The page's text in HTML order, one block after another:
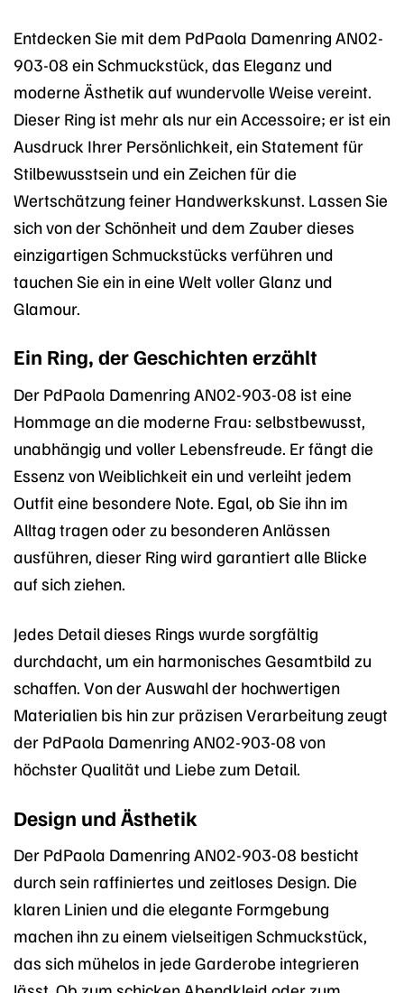
Entdecken Sie mit dem PdPaola Damenring AN02-
903-08 ein Schmuckstück, das Eleganz und
moderne Ästhetik auf wundervolle Weise vereint.
Dieser Ring ist mehr als nur ein Accessoire; er ist ein
Ausdruck Ihrer Persönlichkeit, ein Statement für
Stilbewusstsein und ein Zeichen für die
Wertschätzung feiner Handwerkskunst. Lassen Sie
sich von der Schönheit und dem Zauber dieses
einzigartigen Schmuckstücks verführen und
tauchen Sie ein in eine Welt voller Glanz und
Glamour.
Ein Ring, der Geschichten erzählt
Der PdPaola Damenring AN02-903-08 ist eine
Hommage an die moderne Frau: selbstbewusst,
unabhängig und voller Lebensfreude. Er fängt die
Essenz von Weiblichkeit ein und verleiht jedem
Outfit eine besondere Note. Egal, ob Sie ihn im
Alltag tragen oder zu besonderen Anlässen
ausführen, dieser Ring wird garantiert alle Blicke
auf sich ziehen.
Jedes Detail dieses Rings wurde sorgfältig
durchdacht, um ein harmonisches Gesamtbild zu
schaffen. Von der Auswahl der hochwertigen
Materialien bis hin zur präzisen Verarbeitung zeugt
der PdPaola Damenring AN02-903-08 von
höchster Qualität und Liebe zum Detail.
Design und Ästhetik
Der PdPaola Damenring AN02-903-08 besticht
durch sein raffiniertes und zeitloses Design. Die
klaren Linien und die elegante Formgebung
machen ihn zu einem vielseitigen Schmuckstück,
das sich mühelos in jede Garderobe integrieren